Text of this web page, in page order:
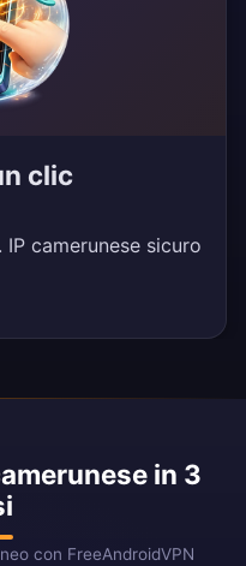
clic
camerunese sicuro
in 3
con FreeAndroidVPN